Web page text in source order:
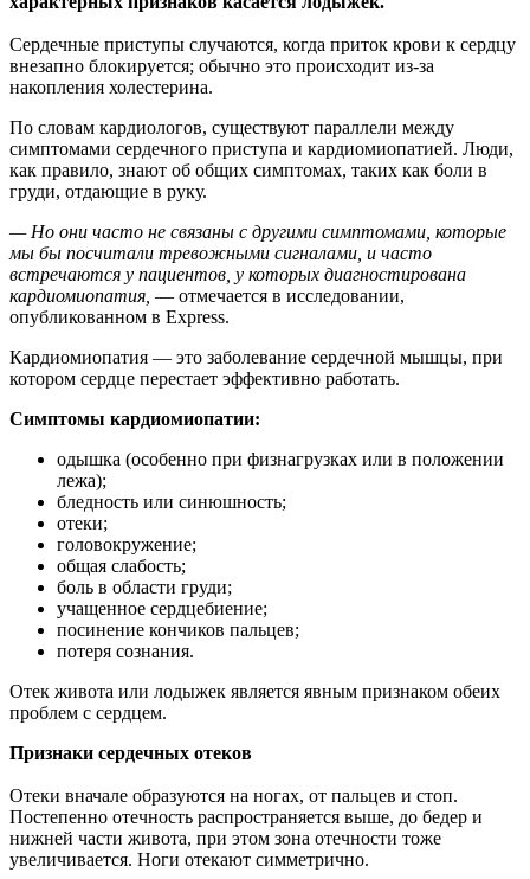
Сердечные приступы случаются, когда приток крови к сердцу
внезапно блокируется; обычно это происходит из-за
накопления холестерина.
По словам кардиологов, существуют параллели между
симптомами сердечного приступа и кардиомиопатией. Люди,
как правило, знают об общих симптомах, таких как боли в
груди, отдающие в руку.
— Но они часто не связаны с другими симптомами, которые
мы бы посчитали тревожными сигналами, и часто
встречаются у пациентов, у которых диагностирована
кардиомиопатия, — отмечается в исследовании,
опубликованном в Express.
Кардиомиопатия — это заболевание сердечной мышцы, при
котором сердце перестает эффективно работать.
Симптомы кардиомиопатии:
одышка (особенно при физнагрузках или в положении
лежа);
бледность или синюшность;
отеки;
головокружение;
общая слабость;
боль в области груди;
учащенное сердцебиение;
посинение кончиков пальцев;
потеря сознания.
Отек живота или лодыжек является явным признаком обеих
проблем с сердцем.
Признаки сердечных отеков
Отеки вначале образуются на ногах, от пальцев и стоп.
Постепенно отечность распространяется выше, до бедер и
нижней части живота, при этом зона отечности тоже
увеличивается. Ноги отекают симметрично.